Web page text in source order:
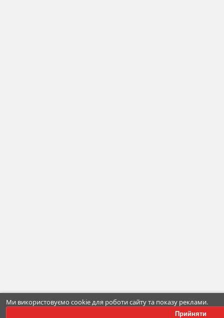
Ми використовуємо cookie для роботи сайту та показу реклами.
Прийняти